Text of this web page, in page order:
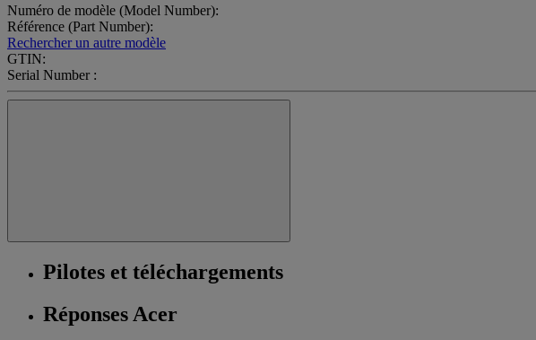
Numéro de modèle (Model Number):
Référence (Part Number):
Rechercher un autre modèle
GTIN:
Serial Number :
Pilotes et téléchargements
Réponses Acer